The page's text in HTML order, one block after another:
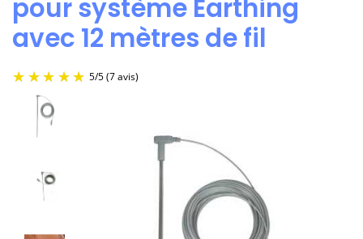
pour système Earthing
avec 12 mètres de fil